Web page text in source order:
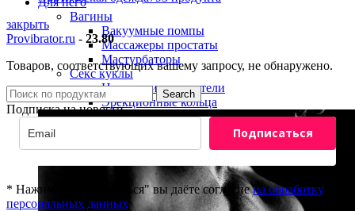
Вагины
Вакуумные помпы
Массажеры простаты
Мастурбаторы
Секс куклы
Насадки и удлинители
Эрекционные кольца
закрыть
Provibrator.ru - 23.80
Товаров, соответствующих вашему запросу, не обнаружено.
Search
Подписка на новости
Подписаться
* Нажимая "Подписаться" вы даёте согласиена обработку
персональных данных